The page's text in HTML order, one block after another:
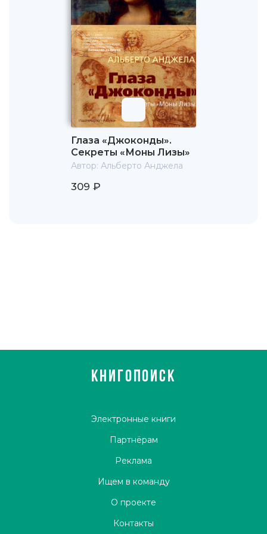
Альберто Анджела один из авторов следующих
телепрограмм: «Superquark», «Quark Speciale» и
«Путешествие в космос» (итал. Viaggio nel cosmo). Он
также автор программы «Passaggio a Nord Ovest», на
канале Rai Uno. В 1998 году озвучивал итальянскую
версию документального фильма «Big Cat Diary»,
посвящённого крупным кошачьим Африки. Этот фильм —
совместный продукт RAI и BBC, Альберто работал над
ним в заповеднике Масаи-Мара, в Кении. Альберто и
Пьеро Анджела совместно вели программу «Ulisse» с
2001 года, за которую были удостоены Премии Флаиано
(итал. Premio Flaiano) в области телевидения.
Глаза «Джоконды».
Секреты «Моны Лизы»
Автор: Альберто Анджела
309 ₽
КНИГОПОИСК
Электронные книги
Партнёрам
Реклама
Ищем в команду
О проекте
Контакты